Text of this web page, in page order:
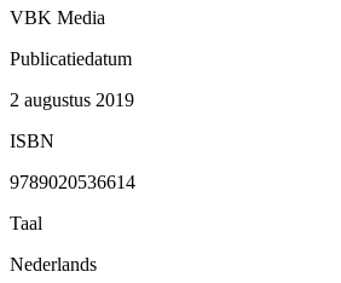
VBK Media
Publicatiedatum
2 augustus 2019
ISBN
9789020536614
Taal
Nederlands